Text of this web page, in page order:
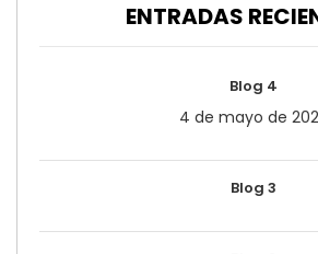
ENTRADAS
Blog 4
4 de mayo de
Blog 3